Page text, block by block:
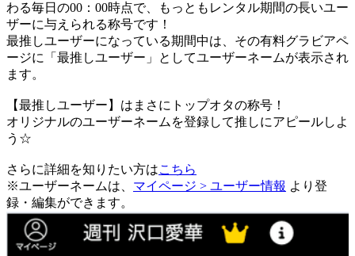
わる毎日の00：00時点で、
もっともレンタル期間の長いユー
ザーに与えられる称号です！
最推しユーザーになっている期間中は、 その有料グラビアペ
ージに「最推しユーザー」としてユーザーネームが表示され
ます。
【最推しユーザー】はまさにトップオタの称号！
オリジナルのユーザーネームを登録して推しにアピールしよ
う☆
さらに詳細を知りたい方はこちら
※ユーザーネームは、 マイページ > ユーザー情報 より登
録・編集ができます。